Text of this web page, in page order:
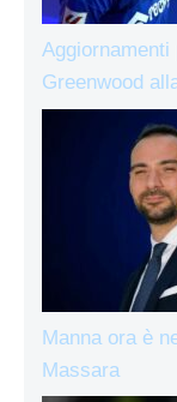
Greenwood
Manna ora è
Massara